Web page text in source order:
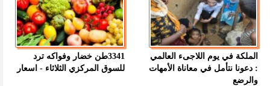
الملكة في يوم اللاجىء العالمي
: دعونا نتأمل في معاناة الأمهات
والرضع
3341طن خضار وفواكه ترد
للسوق المركزي الثلاثاء - اسعار